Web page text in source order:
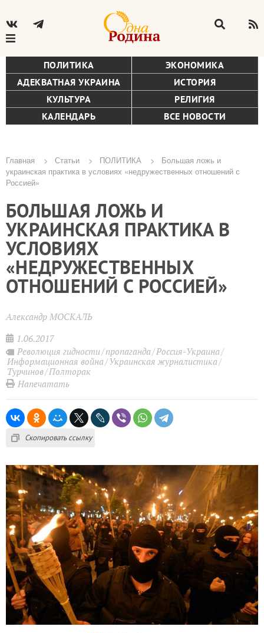
ПОЛИТИКА
ЭКОНОМИКА
АДЕКВАТНАЯ УКРАИНА
ИСТОРИЯ
КУЛЬТУРА
РЕЛИГИЯ
КАЛЕНДАРЬ
ВСЕ НОВОСТИ
Строка
навигации
Главная Статьи ПОЛИТИКА
Большая ложь и
украинская практика в условиях «недружественных отношений с
Россией»
БОЛЬШАЯ ЛОЖЬ И
УКРАИНСКАЯ ПРАКТИКА В
УСЛОВИЯХ
«НЕДРУЖЕСТВЕННЫХ
ОТНОШЕНИЙ С РОССИЕЙ»
Александр МОСКАЛЬ
1.06.2017
Революция гидности пропаганда Россия-Украина
Информационная война Украинская журналистика
Турчинов Полторак
Напечатать
Скопировать ссылку